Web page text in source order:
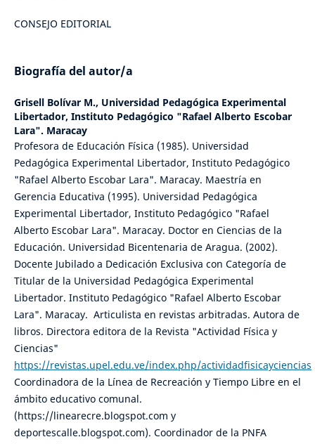
CONSEJO EDITORIAL
Biografía del autor/a
Grisell Bolívar M., Universidad Pedagógica Experimental
Libertador, Instituto Pedagógico "Rafael Alberto Escobar
Lara". Maracay
Profesora de Educación Física (1985). Universidad
Pedagógica Experimental Libertador, Instituto Pedagógico
"Rafael Alberto Escobar Lara". Maracay. Maestría en
Gerencia Educativa (1995). Universidad Pedagógica
Experimental Libertador, Instituto Pedagógico "Rafael
Alberto Escobar Lara". Maracay. Doctor en Ciencias de la
Educación. Universidad Bicentenaria de Aragua. (2002).
Docente Jubilado a Dedicación Exclusiva con Categoría de
Titular de la Universidad Pedagógica Experimental
Libertador. Instituto Pedagógico "Rafael Alberto Escobar
Lara". Maracay. Articulista en revistas arbitradas. Autora de
libros. Directora editora de la Revista "Actividad Física y
Ciencias"
https://revistas.upel.edu.ve/index.php/actividadfisicayciencias
Coordinadora de la Línea de Recreación y Tiempo Libre en el
ámbito educativo comunal.
(https://linearecre.blogspot.com y
deportescalle.blogspot.com). Coordinador de la PNFA